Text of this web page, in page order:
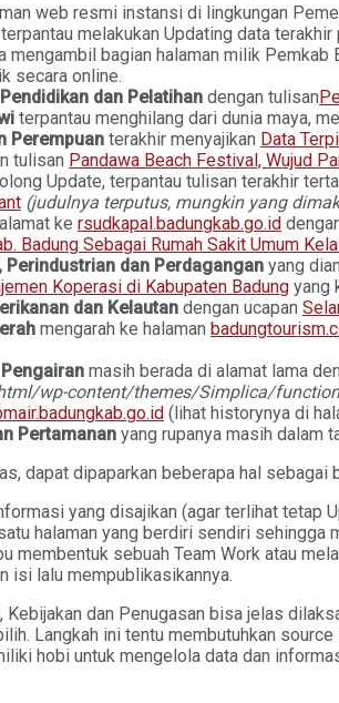
web resmi instansi di lingkungan
terpantau melakukan Updating data
mengambil bagian halaman milik
secara online.
dan Pelatihan dengan tulisan
terpantau menghilang dari dunia maya,
Perempuan terakhir menyajikan Data
tulisan Pandawa Beach Festival, Wujud
Update, terpantau tulisan terakhir
(judulnya terputus, mungkin yang
ke rsudkapal.badungkab.go.id
Badung Sebagai Rumah Sakit Umum
Perindustrian dan Perdagangan yang
Koperasi di Kabupaten Badung yang
dan Kelautan dengan ucapan
mengarah ke halaman
masih berada di alamat lama
wp-content/themes/Simplica/
(lihat historynya di
Pertamanan yang rupanya masih dalam
dapat dipaparkan beberapa hal sebagai
yang disajikan (agar terlihat
halaman yang berdiri sendiri
membentuk sebuah Team Work atau
isi lalu mempublikasikannya.
Kebijakan dan Penugasan bisa jelas
Langkah ini tentu membutuhkan
hobi untuk mengelola data dan